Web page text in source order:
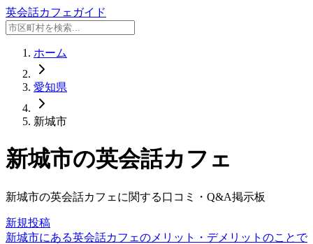
英会話カフェガイド
ホーム
愛知県
新城市
新城市の英会話カフェ
新城市の英会話カフェに関する口コミ・Q&A掲示板
新規投稿
新城市にある英会話カフェのメリット・デメリットのことで